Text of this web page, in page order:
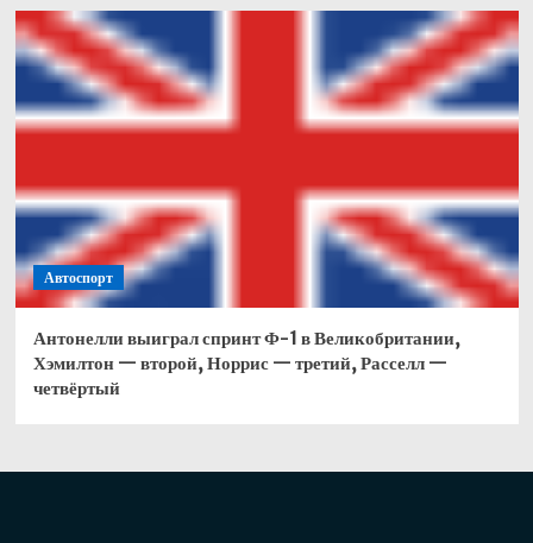
Автоспорт
Антонелли выиграл спринт Ф-1 в Великобритании,
Хэмилтон — второй, Норрис — третий, Расселл —
четвёртый